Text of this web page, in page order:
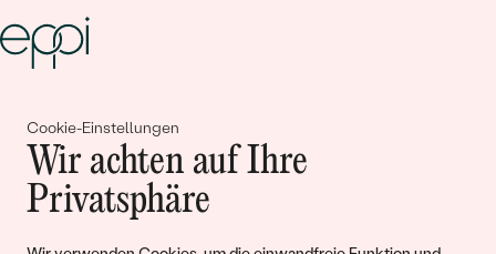
Cookie-Einstellungen
Wir achten auf Ihre
Privatsphäre
Gemeinsam erschaffen wir
Geschichten von Schönheit und
Liebe